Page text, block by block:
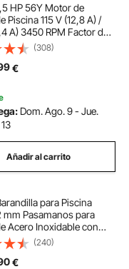
de piscina
HP 56Y Motor de
Piscina 115 V (12,8 A) /
A) 3450 RPM Factor de
Condensador
Motor de Repuesto de
Giratorio CCW para
(308)
€
Dom. Ago. 9 - Jue.
Añadir al carrito
para Piscina
Pasamanos para
Acero Inoxidable con
2 Piezas Barra de
Antioxidante para
Exteriores,
(240)
€